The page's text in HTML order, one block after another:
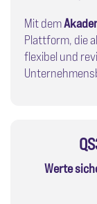
Mit dem
Plattform, die
flexibel und
Werte